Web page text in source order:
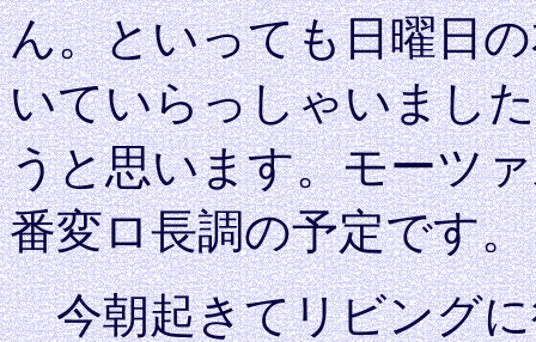
ん。といっても日曜日
いていらっしゃいまし
うと思います。モーツ
番変ロ長調の予定です
今朝起きてリビングに